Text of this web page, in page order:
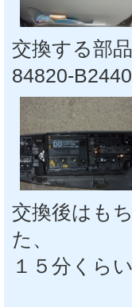
交換する部
84820-
交換後はも
た、
１５分くら